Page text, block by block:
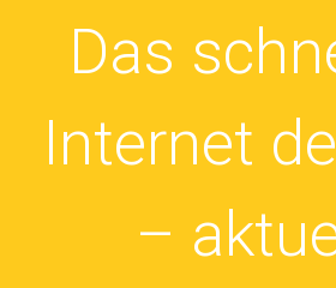
Das
Internet
–